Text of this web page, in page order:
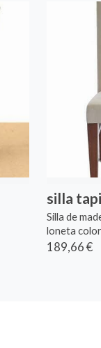
silla
Silla de
loneta
189,66 €